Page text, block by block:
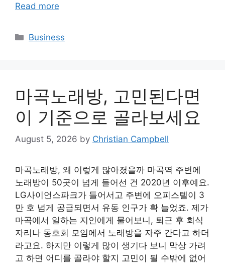
Read more
Categories
Business
마곡노래방, 고민된다면
이 기준으로 골라보세요
August 5, 2026 by Christian Campbell
마곡노래방, 왜 이렇게 많아졌을까 마곡역 주변에
노래방이 50곳이 넘게 들어선 건 2020년 이후예요.
LG사이언스파크가 들어서고 주변에 오피스텔이 3
만 호 넘게 공급되면서 유동 인구가 확 늘었죠. 제가
마곡에서 일하는 지인에게 물어보니, 퇴근 후 회식
자리나 동호회 모임에서 노래방을 자주 간다고 하더
라고요. 하지만 이렇게 많이 생기다 보니 막상 가려
고 하면 어디를 골라야 할지 고민이 될 수밖에 없어